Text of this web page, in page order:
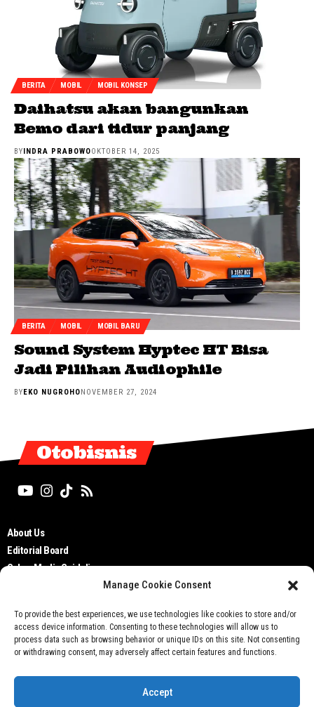
Manage Cookie Consent
To provide the best experiences, we use technologies like cookies to store and/or
access device information. Consenting to these technologies will allow us to
process data such as browsing behavior or unique IDs on this site. Not consenting
or withdrawing consent, may adversely affect certain features and functions.
Accept
BERITA MOBIL MOBIL KONSEP
Daihatsu akan bangunkan
Bemo dari tidur panjang
BYINDRA PRABOWOOKTOBER 14, 2025
BERITA MOBIL MOBIL BARU
Sound System Hyptec HT Bisa
Jadi Pilihan Audiophile
BYEKO NUGROHONOVEMBER 27, 2024
Otobisnis
About Us
Editorial Board
Cyber Media Guidelines
Privacy Policy
Contact Us